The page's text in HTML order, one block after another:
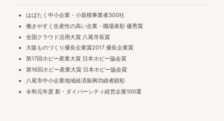
はばたく中小企業・小規模事業者300社
働きやすく生産性の高い企業・職場表彰 優秀賞
全国クラウド活用大賞 八尾市長賞
大阪ものづくり優良企業賞2017 優良企業賞
第17回ホビー産業大賞 日本ホビー協会賞
第16回ホビー産業大賞 日本ホビー協会賞
八尾市中小企業地域経済振興功績者顕彰
令和元年度 新・ダイバーシティ経営企業100選